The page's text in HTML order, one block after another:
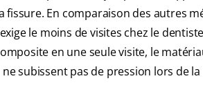
fissure. En comparaison des autres
le moins de visites chez le
en une seule visite, le
subissent pas de pression lors de